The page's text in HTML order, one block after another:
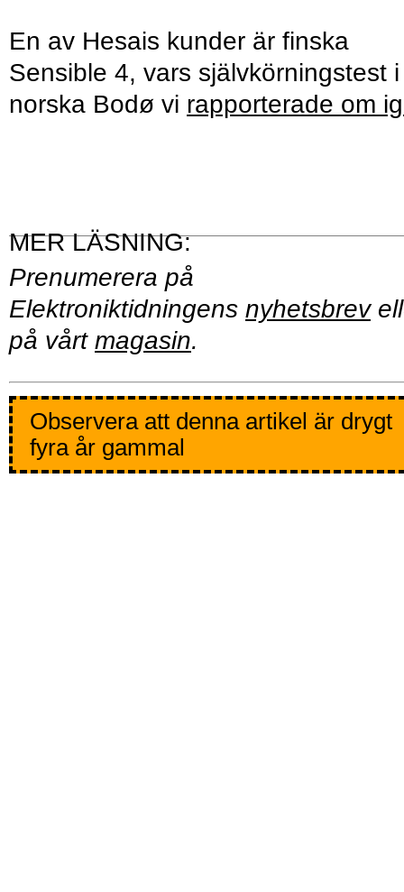
En av Hesais kunder är finska
Sensible 4, vars självkörningstest i
norska Bodø vi rapporterade om
Prenumerera på
Elektroniktidningens nyhetsbrev
på vårt magasin.
Observera att denna artikel är drygt
fyra år gammal